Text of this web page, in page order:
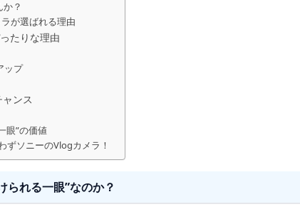
？
が選ばれる理由
たりな理由
ップ
ンス
眼”の価値
ずソニーのVlogカメラ！
られる一眼”なのか？